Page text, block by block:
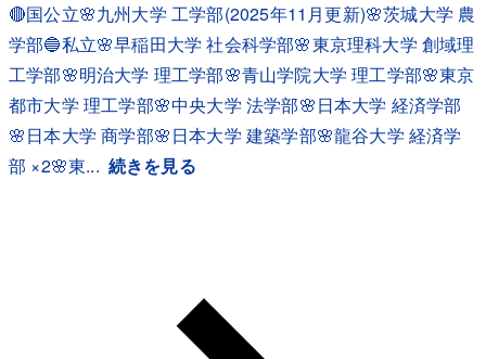
🔴国公立🌸九州大学 工学部(2025年11月更新)🌸茨城大学 農
学部🔵私立🌸早稲田大学 社会科学部🌸東京理科大学 創域理
工学部🌸明治大学 理工学部🌸青山学院大学 理工学部🌸東京
都市大学 理工学部🌸中央大学 法学部🌸日本大学 経済学部
🌸日本大学 商学部🌸日本大学 建築学部🌸龍谷大学 経済学
部 ×2🌸東... 続きを見る